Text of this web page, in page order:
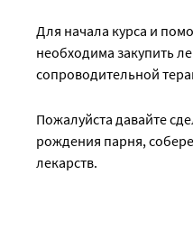
Для начала курса и
необходима закупить
сопроводительной
Пожалуйста давайте
рождения парня,
лекарств.